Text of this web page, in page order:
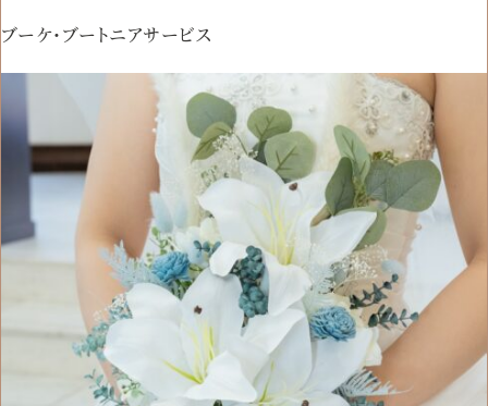
ブーケ・ブートニアサービス